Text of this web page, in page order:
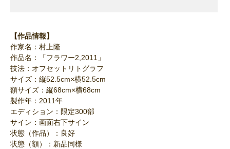
【作品情報】
作家名：村上隆
作品名：「フラワー2,2011」
技法：オフセットリトグラフ
サイズ：縦52.5cm×横52.5cm
額サイズ：縦68cm×横68cm
製作年：2011年
エディション：限定300部
サイン：画面右下サイン
状態（作品）：良好
状態（額）：新品同様